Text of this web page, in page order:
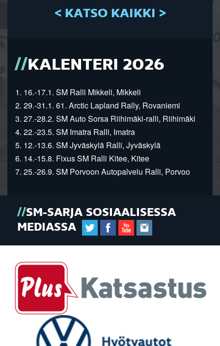
< KATSO KAIKKI >
KALENTERI 2026
1. 16.-17.1. SM Ralli Mikkeli, Mikkeli
2. 29.-31.1. 61. Arctic Lapland Rally, Rovaniemi
3. 27.-28.2. SM Auto Sorsa Riihimäki-ralli, Riihimäki
4. 22.-23.5. SM Imatra Ralli, Imatra
5. 12.-13.6. SM Jyväskylä Ralli, Jyväskylä
6. 14.-15.8. Fixus SM Ralli Kitee, Kitee
7. 25.-26.9. SM Porvoon Autopalvelu Ralli, Porvoo
SM-SARJA SOSIAALISESSA
MEDIASSA